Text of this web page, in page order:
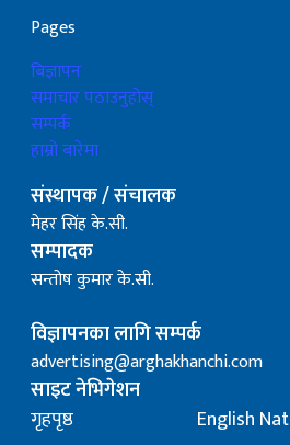
Pages
बिज्ञापन
समाचार पठाउनुहोस्
सम्पर्क
हाम्रो बारेमा
संस्थापक / संचालक
मेहर सिंह के.सी.
सम्पादक
सन्तोष कुमार के.सी.
विज्ञापनका लागि सम्पर्क
advertising@arghakhanchi.com
साइट नेभिगेशन
गृहपृष्ठ
English